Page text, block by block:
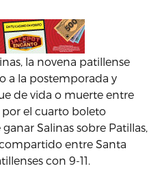
la novena patillense
a la postemporada y
de vida o muerte entre
por el cuarto boleto
Salinas sobre Patillas,
entre Santa
con 9-11.